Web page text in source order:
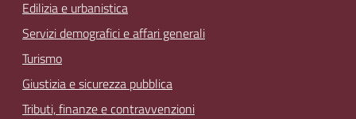
Edilizia e urbanistica
Servizi demografici e affari generali
Turismo
Giustizia e sicurezza pubblica
Tributi, finanze e contravvenzioni